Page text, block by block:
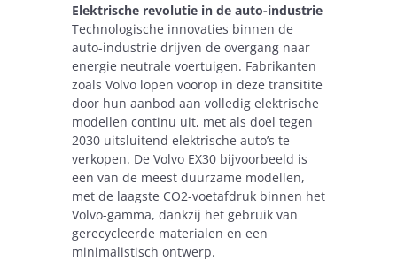
Elektrische revolutie in de auto-industrie
Technologische innovaties binnen de
auto-industrie drijven de overgang naar
energie neutrale voertuigen. Fabrikanten
zoals Volvo lopen voorop in deze transitite
door hun aanbod aan volledig elektrische
modellen continu uit, met als doel tegen
2030 uitsluitend elektrische auto’s te
verkopen. De Volvo EX30 bijvoorbeeld is
een van de meest duurzame modellen,
met de laagste CO2-voetafdruk binnen het
Volvo-gamma, dankzij het gebruik van
gerecycleerde materialen en een
minimalistisch ontwerp.